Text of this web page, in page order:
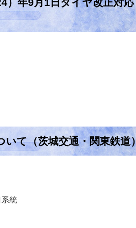
て（茨城交通・関東鉄道）
統